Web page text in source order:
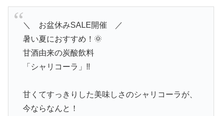
＼ お盆休みSALE開催 ／
暑い夏におすすめ！🌞
甘酒由来の炭酸飲料
「シャリコーラ」‼
甘くてすっきりした美味しさのシャリコーラが、
今ならなんと！